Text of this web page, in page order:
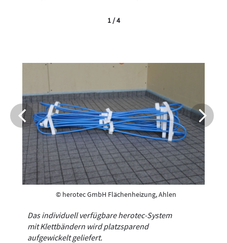
© herotec GmbH Flächenheizung, Ahlen
Das individuell verfügbare herotec-System
mit Klettbändern wird platzsparend
aufgewickelt geliefert.
1 / 4